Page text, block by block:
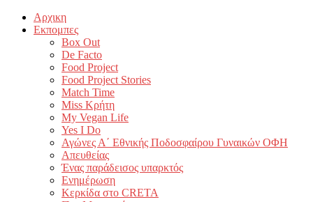
Αρχικη
Εκπομπες
Box Out
De Facto
Food Project
Food Project Stories
Match Time
Miss Κρήτη
My Vegan Life
Yes I Do
Αγώνες Α΄ Εθνικής Ποδοσφαίρου Γυναικών ΟΦΗ
Απευθείας
Ένας παράδεισος υπαρκτός
Ενημέρωση
Κερκίδα στο CRETA